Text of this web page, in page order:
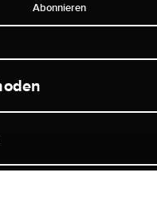
Abonnieren